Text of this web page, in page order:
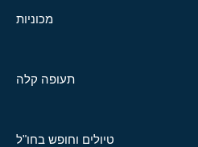
מכוניות
תעופה קלה
טיולים וחופש בחו"ל